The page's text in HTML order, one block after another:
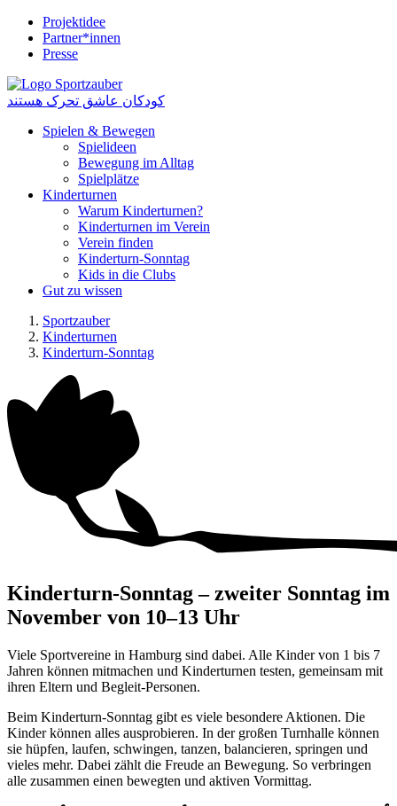
Projektidee
Partner*innen
Presse
کودکان عاشق تحرک هستند
Spielen & Bewegen
Spielideen
Bewegung im Alltag
Spielplätze
Kinderturnen
Warum Kinderturnen?
Kinderturnen im Verein
Verein finden
Kinderturn-Sonntag
Kids in die Clubs
Gut zu wissen
Sportzauber
Kinderturnen
Kinderturn-Sonntag
Kinderturn-Sonntag – zweiter Sonntag im
November von 10–13 Uhr
Viele Sportvereine in Hamburg sind dabei. Alle Kinder von 1 bis 7
Jahren können mitmachen und Kinderturnen testen, gemeinsam mit
ihren Eltern und Begleit-Personen.
Beim Kinderturn-Sonntag gibt es viele besondere Aktionen. Die
Kinder können alles ausprobieren. In der großen Turnhalle können
sie hüpfen, laufen, schwingen, tanzen, balancieren, springen und
vieles mehr. Dabei zählt die Freude an Bewegung. So verbringen
alle zusammen einen bewegten und aktiven Vormittag.